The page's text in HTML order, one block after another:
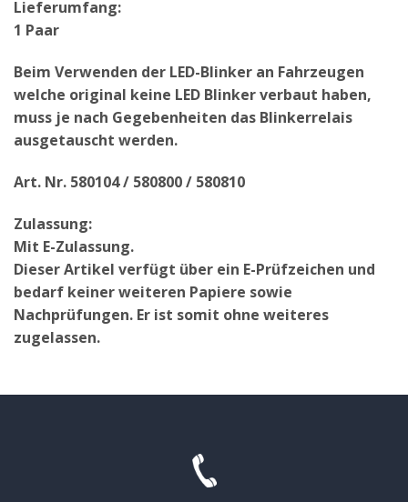
Lieferumfang:
1 Paar
Beim Verwenden der LED-Blinker an Fahrzeugen
welche original keine LED Blinker verbaut haben,
muss je nach Gegebenheiten das Blinkerrelais
ausgetauscht werden.
Art. Nr. 580104 / 580800 / 580810
Zulassung:
Mit E-Zulassung.
Dieser Artikel verfügt über ein E-Prüfzeichen und
bedarf keiner weiteren Papiere sowie
Nachprüfungen. Er ist somit ohne weiteres
zugelassen.